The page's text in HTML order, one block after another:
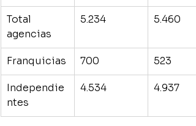
Total
agencias
5.234 5.460
Franquicias 700 523
Independie
ntes
4.534 4.937